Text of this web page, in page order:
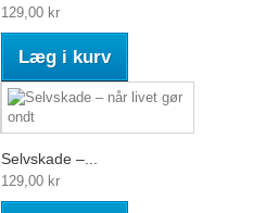
129,00 kr
Læg i kurv
Selvskade –...
129,00 kr